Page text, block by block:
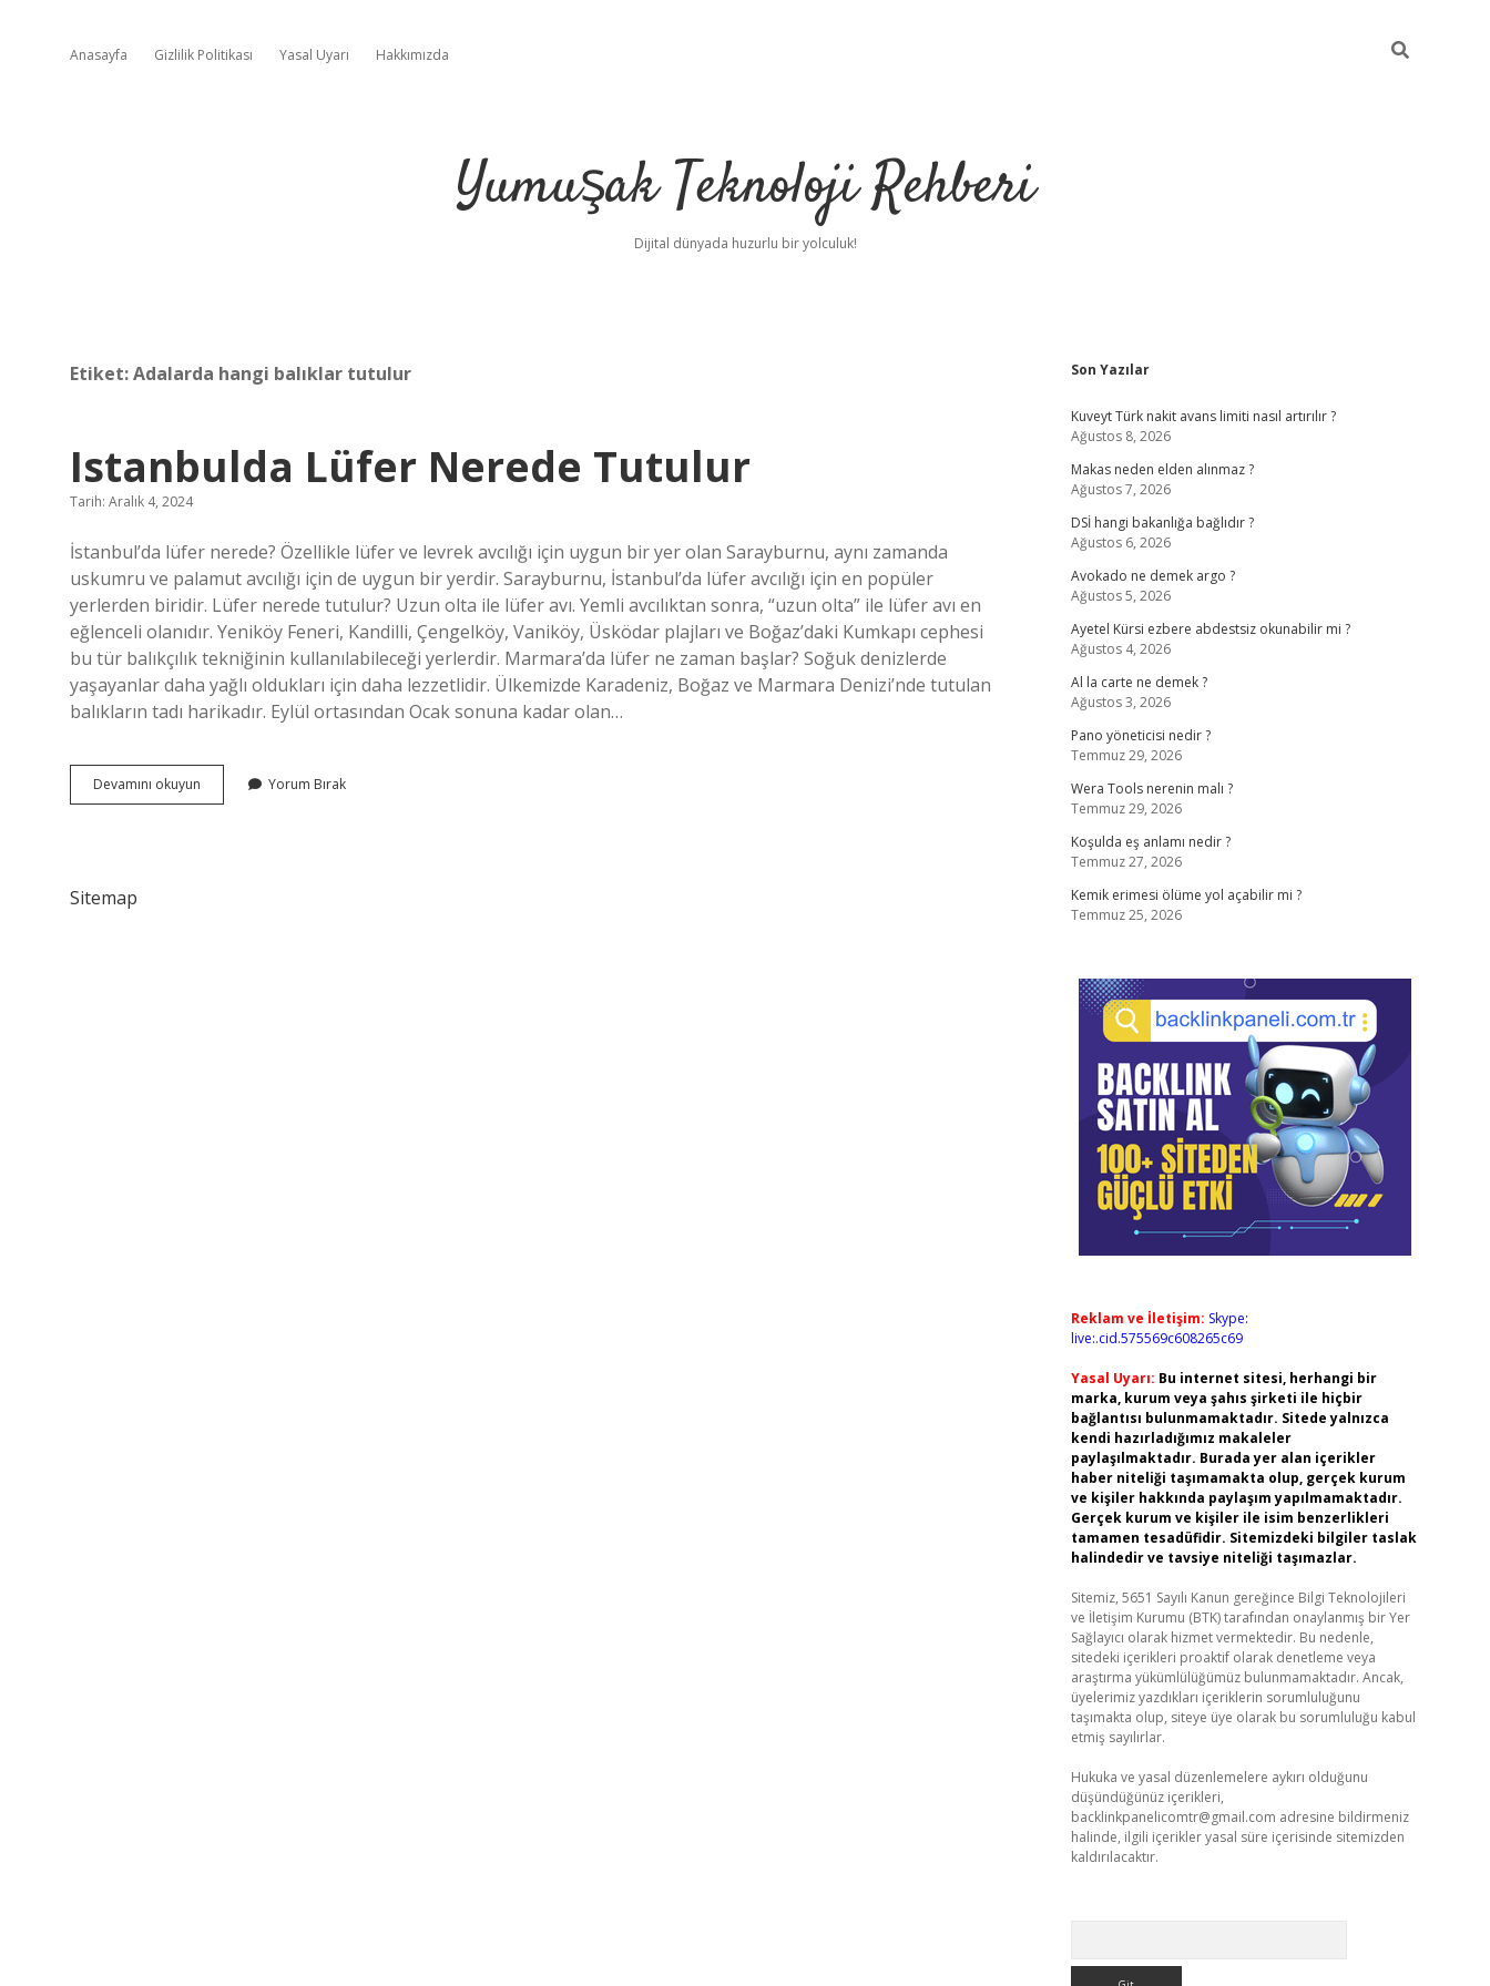
Anasayfa Gizlilik Politikası Yasal Uyarı Hakkımızda
Yumuşak Teknoloji Rehberi
Dijital dünyada huzurlu bir yolculuk!
Etiket:Adalarda hangi balıklar tutulur
Istanbulda Lüfer Nerede Tutulur
Tarih: Aralık 4, 2024
İstanbul’da lüfer nerede? Özellikle lüfer ve levrek avcılığı için uygun bir yer olan Sarayburnu, aynı zamanda
uskumru ve palamut avcılığı için de uygun bir yerdir. Sarayburnu, İstanbul’da lüfer avcılığı için en popüler
yerlerden biridir. Lüfer nerede tutulur? Uzun olta ile lüfer avı. Yemli avcılıktan sonra, “uzun olta” ile lüfer avı en
eğlenceli olanıdır. Yeniköy Feneri, Kandilli, Çengelköy, Vaniköy, Üsködar plajları ve Boğaz’daki Kumkapı cephesi
bu tür balıkçılık tekniğinin kullanılabileceği yerlerdir. Marmara’da lüfer ne zaman başlar? Soğuk denizlerde
yaşayanlar daha yağlı oldukları için daha lezzetlidir. Ülkemizde Karadeniz, Boğaz ve Marmara Denizi’nde tutulan
balıkların tadı harikadır. Eylül ortasından Ocak sonuna kadar olan…
Devamını okuyun Istanbulda
Lüfer
Yorum Bırak
Sitemap
Sidebar
Son Yazılar
Kuveyt Türk nakit avans limiti nasıl artırılır ?
Ağustos 8, 2026
Makas neden elden alınmaz ?
Ağustos 7, 2026
DSİ hangi bakanlığa bağlıdır ?
Ağustos 6, 2026
Avokado ne demek argo ?
Ağustos 5, 2026
Ayetel Kürsi ezbere abdestsiz okunabilir mi ?
Ağustos 4, 2026
Al la carte ne demek ?
Ağustos 3, 2026
Pano yöneticisi nedir ?
Temmuz 29, 2026
Wera Tools nerenin malı ?
Temmuz 29, 2026
Koşulda eş anlamı nedir ?
Temmuz 27, 2026
Kemik erimesi ölüme yol açabilir mi ?
Temmuz 25, 2026
Reklam ve İletişim: Skype:
live:.cid.575569c608265c69
Yasal Uyarı: Bu internet sitesi, herhangi bir
marka, kurum veya şahıs şirketi ile hiçbir
bağlantısı bulunmamaktadır. Sitede yalnızca
kendi hazırladığımız makaleler
paylaşılmaktadır. Burada yer alan içerikler
haber niteliği taşımamakta olup, gerçek kurum
ve kişiler hakkında paylaşım yapılmamaktadır.
Gerçek kurum ve kişiler ile isim benzerlikleri
tamamen tesadüfidir. Sitemizdeki bilgiler taslak
halindedir ve tavsiye niteliği taşımazlar.
Sitemiz, 5651 Sayılı Kanun gereğince Bilgi Teknolojileri
ve İletişim Kurumu (BTK) tarafından onaylanmış bir Yer
Sağlayıcı olarak hizmet vermektedir. Bu nedenle,
sitedeki içerikleri proaktif olarak denetleme veya
araştırma yükümlülüğümüz bulunmamaktadır. Ancak,
üyelerimiz yazdıkları içeriklerin sorumluluğunu
taşımakta olup, siteye üye olarak bu sorumluluğu kabul
etmiş sayılırlar.
Hukuka ve yasal düzenlemelere aykırı olduğunu
düşündüğünüz içerikleri,
backlinkpanelicomtr@gmail.com adresine bildirmeniz
halinde, ilgili içerikler yasal süre içerisinde sitemizden
kaldırılacaktır.